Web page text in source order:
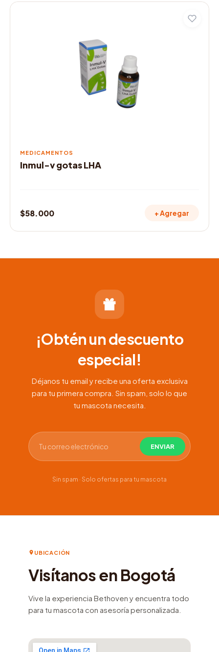
MEDICAMENTOS
Inmul-v gotas LHA
$58.000 + Agregar
¡Obtén un descuento
especial!
Déjanos tu email y recibe una oferta exclusiva
para tu primera compra. Sin spam, solo lo que
tu mascota necesita.
Sin spam · Solo ofertas para tu mascota
UBICACIÓN
Visítanos en Bogotá
Vive la experiencia Bethoven y encuentra todo
para tu mascota con asesoría personalizada.